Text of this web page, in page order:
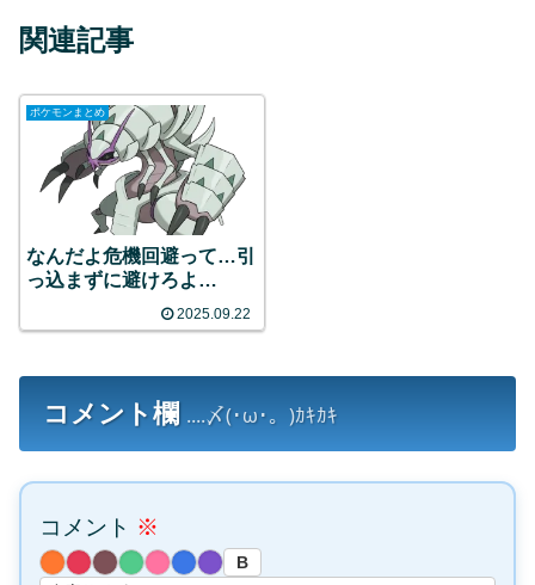
関連記事
ポケモンまとめ
なんだよ危機回避って…引
っ込まずに避けろよ…
2025.09.22
コメント欄 ....〆(･ω･。)ｶｷｶｷ
コメント ※
B